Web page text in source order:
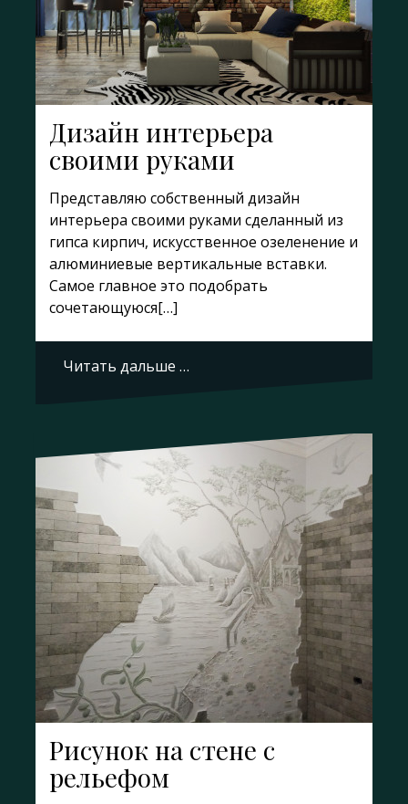
Дизайн интерьера
своими руками
Представляю собственный дизайн
интерьера своими руками сделанный из
гипса кирпич, искусственное озеленение и
алюминиевые вертикальные вставки.
Самое главное это подобрать
сочетающуюся[…]
Читать дальше …
Рисунок на стене с
рельефом